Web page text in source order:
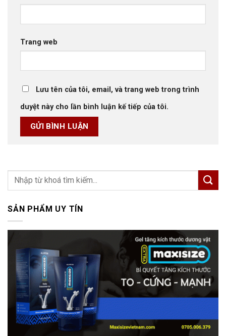
Trang web
Lưu tên của tôi, email, và trang web trong trình
duyệt này cho lần bình luận kế tiếp của tôi.
SẢN PHẨM UY TÍN